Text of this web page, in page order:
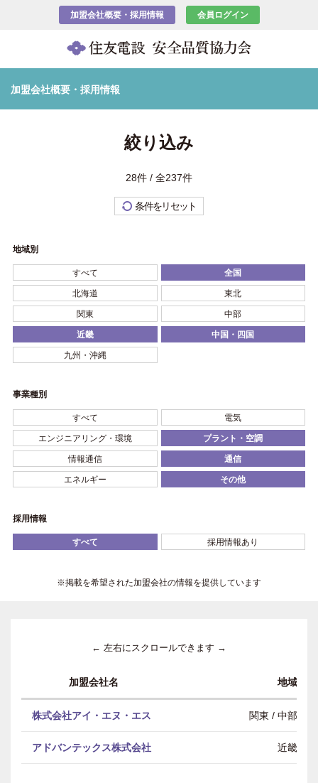
加盟会社概要・採用情報 会員ログイン
加盟会社概要・採用情報
絞り込み
28件 / 全237件
条件をリセット
地域別
すべて 全国
北海道 東北
関東 中部
近畿 中国・四国
九州・沖縄
事業種別
すべて 電気
エンジニアリング・環境 プラント・空調
情報通信 通信
エネルギー その他
採用情報
すべて 採用情報あり
※掲載を希望された加盟会社の情報を提供しています
← 左右にスクロールできます →
加盟会社名 地域
株式会社アイ・エヌ・エス 関東 / 中部 / 近
アドバンテックス株式会社 近畿